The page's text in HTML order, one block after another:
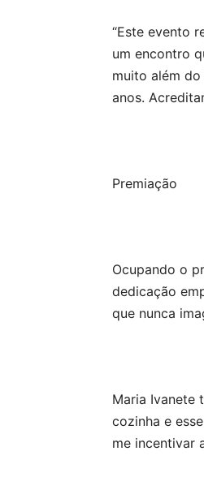
“Este evento
um encontro
muito além
anos.
Premiação
Ocupando o
dedicação
que nunca
Maria Ivanete
cozinha e
me incentivar